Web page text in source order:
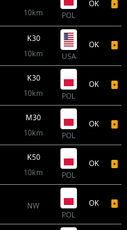
10km
POL
OK
K30
10km
USA
OK
K30
10km
POL
OK
M30
10km
POL
OK
K50
10km
POL
OK
NW
POL
OK